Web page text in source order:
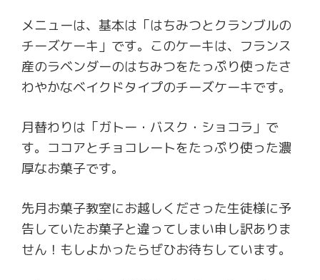
メニューは、基本は「はちみつとクランブルの
チーズケーキ」です。このケーキは、フランス
産のラベンダーのはちみつをたっぷり使ったさ
わやかなベイクドタイプのチーズケーキです。
月替わりは「ガトー・バスク・ショコラ」で
す。ココアとチョコレートをたっぷり使った濃
厚なお菓子です。
先月お菓子教室にお越しくださった生徒様に予
告していたお菓子と違ってしまい申し訳ありま
せん！もしよかったらぜひお待ちしています。